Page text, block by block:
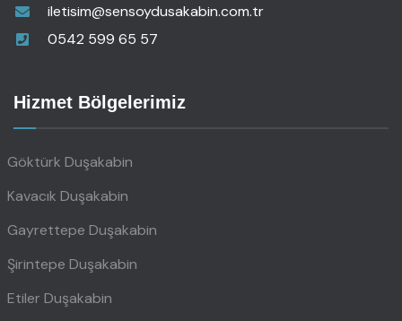
iletisim@sensoydusakabin.com.tr
0542 599 65 57
Hizmet Bölgelerimiz
Göktürk Duşakabin
Kavacık Duşakabin
Gayrettepe Duşakabin
Şirintepe Duşakabin
Etiler Duşakabin